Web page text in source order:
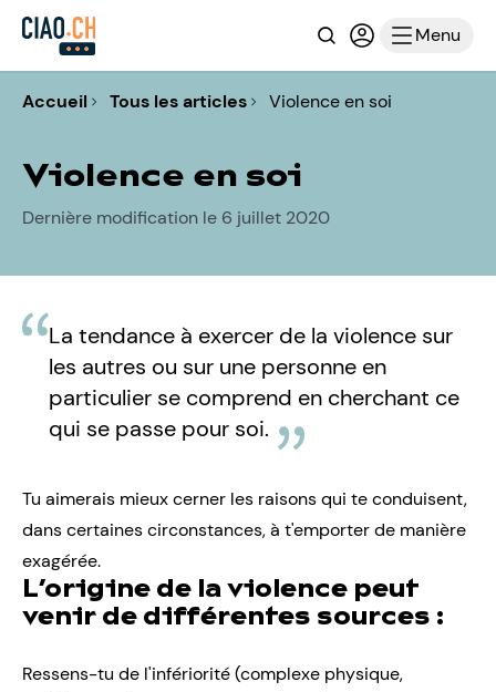
RechercheConnexion
Menu
Accueil Tous les articles Violence en soi
Violence en soi
Dernière modification le 6 juillet 2020
La tendance à exercer de la violence sur
les autres ou sur une personne en
particulier se comprend en cherchant ce
qui se passe pour soi.
Tu aimerais mieux cerner les raisons qui te conduisent,
dans certaines circonstances, à t'emporter de manière
exagérée.
L’origine de la violence peut
venir de différentes sources :
Ressens-tu de l'infériorité (complexe physique,